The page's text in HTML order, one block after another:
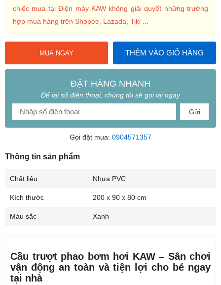
chiếc mua tại Điện máy KAW không giải quyết những trường
hợp mua hàng trên Shopee, Lazada, Tiki ...
MUA NGAY THÊM VÀO GIỎ HÀNG
ĐẶT HÀNG NHANH
Để lại số điện thoại, chúng tôi sẽ gọi lại ngay
Gửi
Gọi đặt mua: 0904571357
Thông tin sản phẩm
Chất liệu Nhựa PVC
Kích thước 200 x 90 x 80 cm
Màu sắc Xanh
Cầu trượt phao bơm hơi KAW – Sân chơi
vận động an toàn và tiện lợi cho bé ngay
tại nhà